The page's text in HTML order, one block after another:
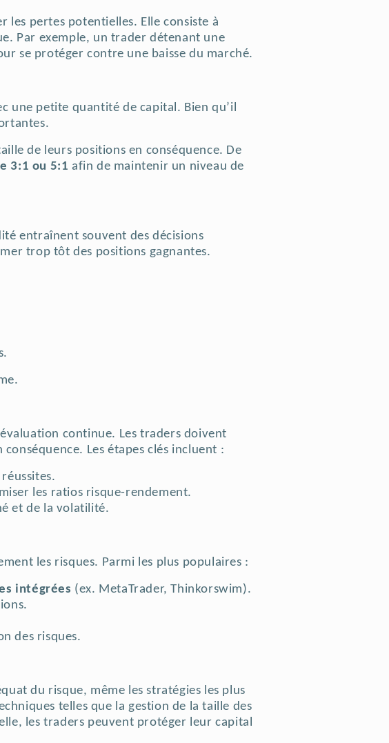
les pertes potentielles. Elle consiste à
Par exemple, un trader détenant une
se protéger contre une baisse du marché.
une petite quantité de capital. Bien qu’il
de leurs positions en conséquence. De
3:1 ou 5:1 afin de maintenir un niveau de
entraînent souvent des décisions
trop tôt des positions gagnantes.
continue. Les traders doivent
Les étapes clés incluent :
les ratios risque-rendement.
et de la volatilité.
les risques. Parmi les plus populaires :
intégrées (ex. MetaTrader, Thinkorswim).
des risques.
du risque, même les stratégies les plus
telles que la gestion de la taille des
les traders peuvent protéger leur capital